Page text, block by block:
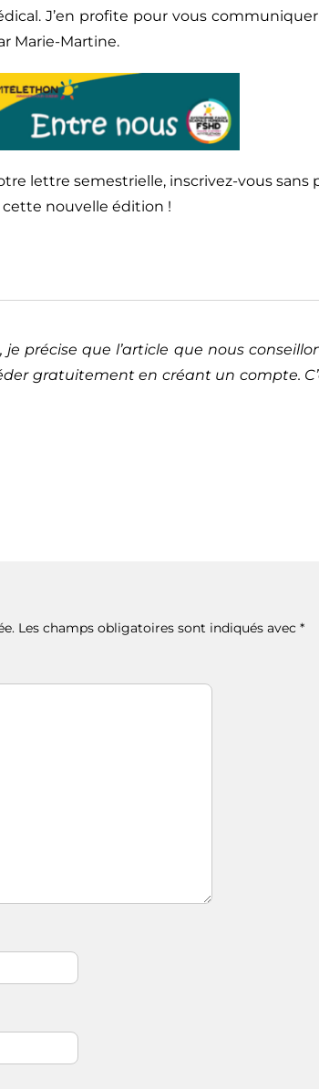
J’en profite pour vous
Marie-Martine.
lettre semestrielle, inscrivez-vous sans
nouvelle édition !
précise que l’article que nous
gratuitement en créant un compte.
Les champs obligatoires sont indiqués avec *